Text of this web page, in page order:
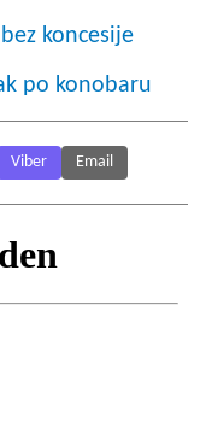
bez koncesije
po konobaru
Viber Email